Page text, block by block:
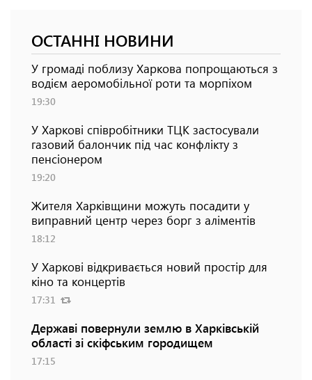
ОСТАННІ НОВИНИ
У громаді поблизу Харкова попрощаються з
водієм аеромобільної роти та морпіхом
19:30
У Харкові співробітники ТЦК застосували
газовий балончик під час конфлікту з
пенсіонером
19:20
Жителя Харківщини можуть посадити у
виправний центр через борг з аліментів
18:12
У Харкові відкривається новий простір для
кіно та концертів
17:31
Державі повернули землю в Харківській
області зі скіфським городищем
17:15